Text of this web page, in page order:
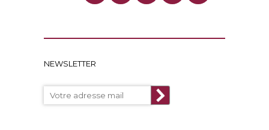
NEWSLETTER